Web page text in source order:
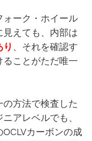
ォーク・ホイール
見えても、内部は
り 、それを確認す
ることがただ唯一
の方法で検査した
アレベルでも、
カーボンの成